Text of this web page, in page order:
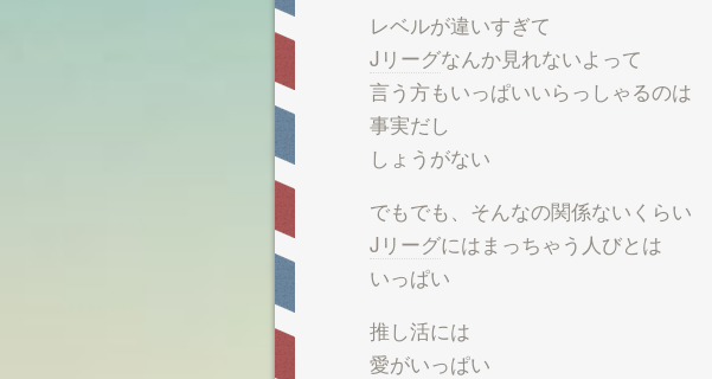
レベルが違いすぎて
Jリーグなんか見れないよって
言う方もいっぱいいらっしゃるのは
事実だし
しょうがない
でもでも、そんなの関係ないくらい
Jリーグにはまっちゃう人びとは
いっぱい
推し活には
愛がいっぱい